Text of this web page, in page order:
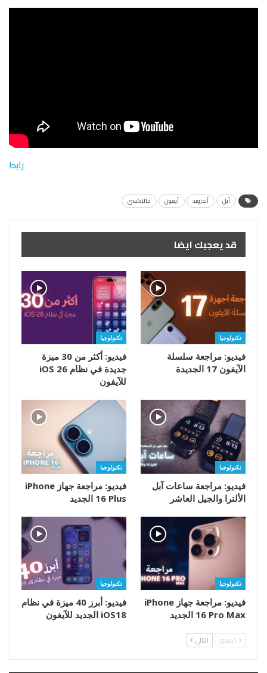
رابط
أبل أندرويد أيفون جالاكسي
قد يعجبك ايضا
تكنولوجيا
فيديو: مراجعة سلسلة
الآيفون 17 الجديدة
تكنولوجيا
فيديو: أكثر من 30 ميزة
جديدة في نظام iOS 26
للآيفون
تكنولوجيا
فيديو: مراجعة ساعات آبل
الألترا والجيل العاشر
تكنولوجيا
فيديو: مراجعة جهاز iPhone
16 Plus الجديد
تكنولوجيا
فيديو: مراجعة جهاز iPhone
16 Pro Max الجديد
تكنولوجيا
فيديو: أبرز 40 ميزة في نظام
iOS18 الجديد للآيفون
السابق التالي